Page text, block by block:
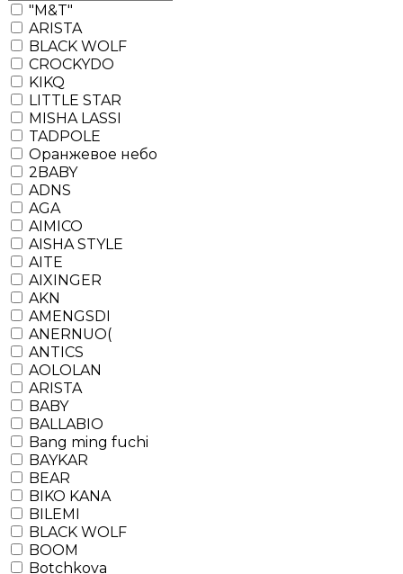
"М&T"
ARISTA
BLACK WOLF
CROCKYDO
KIKQ
LITTLE STAR
MISHA LASSI
TADPOLE
Оранжевое небо
2BABY
ADNS
AGA
AIMICO
AISHA STYLE
AITE
AIXINGER
AKN
AMENGSDI
ANERNUO(
ANTICS
AOLOLAN
ARISTA
BABY
BALLABIO
Bang ming fuchi
BAYKAR
BEAR
BIKO KANA
BILEMI
BLACK WOLF
BOOM
Botchkova